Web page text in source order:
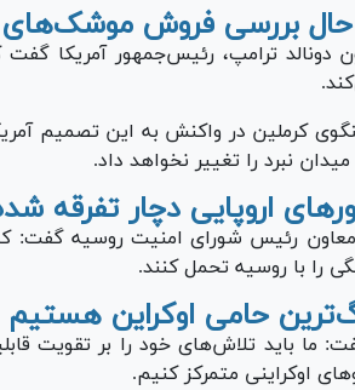
بررسی فروش موشک‌های
ترامپ، رئیس‌جمهور آمریکا
کرملین در واکنش به این تصمیم
نبرد را تغییر نخواهد داد.
اروپایی دچار تفرقه
معاون رئیس شورای امنیت روسیه گفت:
را با روسیه تحمل کنند.
حامی اوکراین هستیم
ما باید تلاش‌های خود را بر تقویت
اوکراینی متمرکز کنیم.